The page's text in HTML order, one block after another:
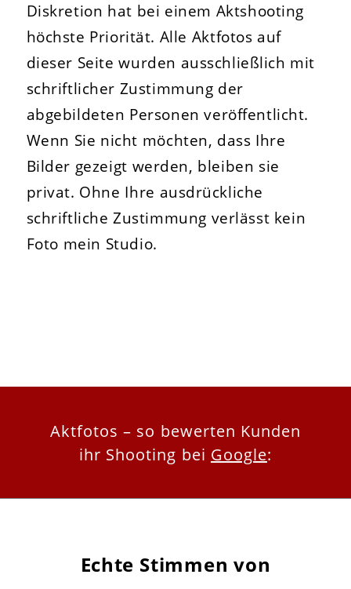
Diskretion hat bei einem Aktshooting
höchste Priorität. Alle Aktfotos auf
dieser Seite wurden ausschließlich mit
schriftlicher Zustimmung der
abgebildeten Personen veröffentlicht.
Wenn Sie nicht möchten, dass Ihre
Bilder gezeigt werden, bleiben sie
privat. Ohne Ihre ausdrückliche
schriftliche Zustimmung verlässt kein
Foto mein Studio.
Aktfotos – so bewerten Kunden
ihr Shooting bei Google:
Echte Stimmen von